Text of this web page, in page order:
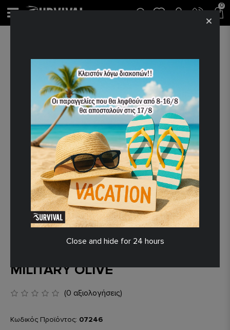
0
MILITARY OLIVE
(0 αξιολογήσεις)
Κωδικός Προϊόντος: 07246
Close and hide for 24 hours